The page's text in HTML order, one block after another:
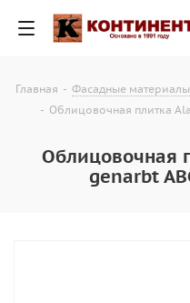
Главная - Фасадные материалы
- Облицовочная плитка
Облицовочная
genarbt